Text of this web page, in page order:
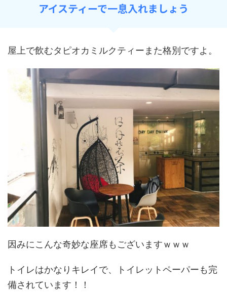
アイスティーで一息入れましょう
屋上で飲むタピオカミルクティーまた格別ですよ。
因みにこんな奇妙な座席もございますｗｗｗ
トイレはかなりキレイで、トイレットペーパーも完
備されています！！